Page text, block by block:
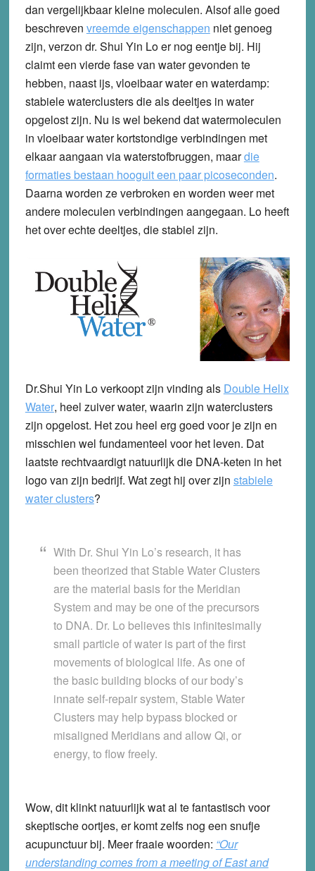
dan vergelijkbaar kleine moleculen. Alsof alle goed
beschreven vreemde eigenschappen niet genoeg
zijn, verzon dr. Shui Yin Lo er nog eentje bij. Hij
claimt een vierde fase van water gevonden te
hebben, naast ijs, vloeibaar water en waterdamp:
stabiele waterclusters die als deeltjes in water
opgelost zijn. Nu is wel bekend dat watermoleculen
in vloeibaar water kortstondige verbindingen met
elkaar aangaan via waterstofbruggen, maardie
formaties bestaan hooguit een paar picoseconden.
Daarna worden ze verbroken en worden weer met
andere moleculen verbindingen aangegaan. Lo heeft
het over echte deeltjes, die stabiel zijn.
Dr.Shui Yin Lo verkoopt zijn vinding als Double Helix
Water, heel zuiver water, waarin zijn waterclusters
zijn opgelost. Het zou heel erg goed voor je zijn en
misschien wel fundamenteel voor het leven. Dat
laatste rechtvaardigt natuurlijk die DNA-keten in het
logo van zijn bedrijf. Wat zegt hij over zijn stabiele
water clusters?
With Dr. Shui Yin Lo’s research, it has
been theorized that Stable Water Clusters
are the material basis for the Meridian
System and may be one of the precursors
to DNA. Dr. Lo believes this infinitesimally
small particle of water is part of the first
movements of biological life. As one of
the basic building blocks of our body’s
innate self-repair system, Stable Water
Clusters may help bypass blocked or
misaligned Meridians and allow Qi, or
energy, to flow freely.
Wow, dit klinkt natuurlijk wat al te fantastisch voor
skeptische oortjes, er komt zelfs nog een snufje
acupunctuur bij. Meer fraaie woorden: “Our
understanding comes from a meeting of East and